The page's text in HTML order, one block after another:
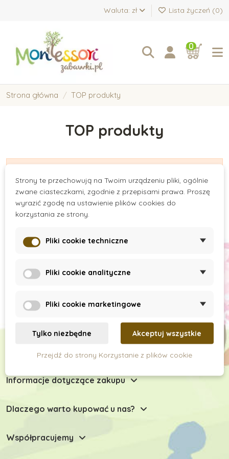
Waluta: zł Lista życzeń (0)
0
Strona główna TOP produkty
TOP produkty
Subskrypcja newslettera
Chętnie Państwu doradzimy
Informacje dotyczące zakupu
Dlaczego warto kupować u nas?
Współpracujemy
Strony te przechowują na Twoim urządzeniu pliki, ogólnie
zwane ciasteczkami, zgodnie z przepisami prawa. Proszę
wyrazić zgodę na ustawienie plików cookies do
korzystania ze strony.
Pliki cookie techniczne
Pliki cookie analityczne
Pliki cookie marketingowe
Tylko niezbędne Akceptuj wszystkie
Przejdź do strony Korzystanie z plików cookie